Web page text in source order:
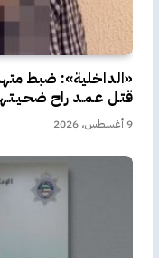
«الداخلية»: ضبط
قتـل عـمـد راح
9 أغسطس، 2026